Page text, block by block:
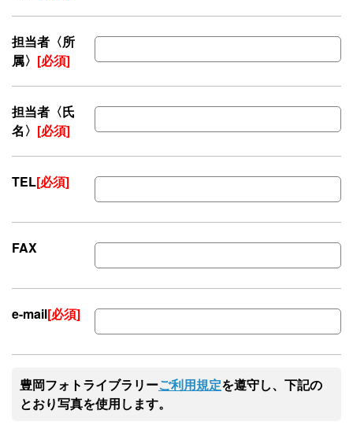
担当者〈所
属〉 [必須]
担当者〈氏
名〉 [必須]
TEL[必須]
FAX
e-mail[必須]
豊岡フォトライブラリーご利用規定を遵守し、下記の
とおり写真を使用します。